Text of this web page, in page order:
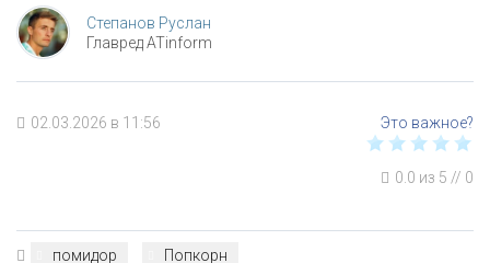
Степанов Руслан
Главред ATinform
02.03.2026 в 11:56
0.0 из 5 // 0
помидор Попкорн